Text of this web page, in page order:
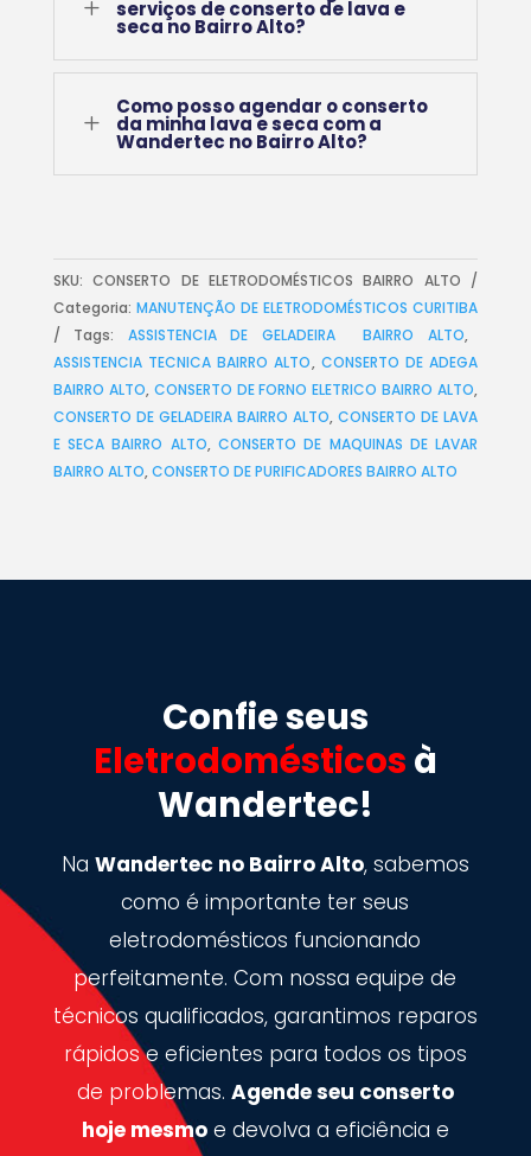
L serviços de conserto de lava e
seca no Bairro Alto?
L
Como posso agendar o conserto
da minha lava e seca com a
Wandertec no Bairro Alto?
SKU:CONSERTO DE ELETRODOMÉSTICOS BAIRRO ALTO
Categoria: MANUTENÇÃO DE ELETRODOMÉSTICOS CURITIBA
Tags: ASSISTENCIA DE GELADEIRA BAIRRO ALTO,
ASSISTENCIA TECNICA BAIRRO ALTO, CONSERTO DE ADEGA
BAIRRO ALTO, CONSERTO DE FORNO ELETRICO BAIRRO ALTO,
CONSERTO DE GELADEIRA BAIRRO ALTO,CONSERTO DE LAVA
E SECA BAIRRO ALTO,CONSERTO DE MAQUINAS DE LAVAR
BAIRRO ALTO,CONSERTO DE PURIFICADORES BAIRRO ALTO
Confie seus
Eletrodomésticos à
Wandertec!
Na Wandertec no Bairro Alto, sabemos
como é importante ter seus
eletrodomésticos funcionando
perfeitamente. Com nossa equipe de
técnicos qualificados, garantimos reparos
rápidos e eficientes para todos os tipos
de problemas. Agende seu conserto
hoje mesmoe devolva a eficiência e